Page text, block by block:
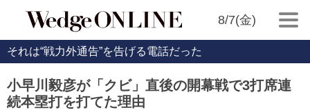
8/7(金)
それは“戦力外通告”を告げる電話だった
小早川毅彦が「クビ」直後の開幕戦で3打席連
続本塁打を打てた理由